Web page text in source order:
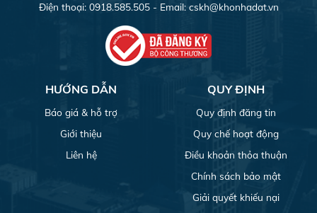
Điện thoại: 0918.585.505 - Email: cskh@khonhadat.vn
HƯỚNG DẪN
Báo giá & hỗ trợ
Giới thiệu
Liên hệ
QUY ĐỊNH
Quy định đăng tin
Quy chế hoạt động
Điều khoản thỏa thuận
Chính sách bảo mật
Giải quyết khiếu nại